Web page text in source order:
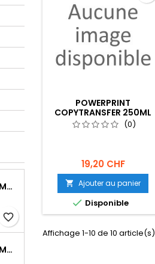
TOUPIE SWARO 3MM INDIAN RED
favorite_border
TOUPIE SWARO 3MM LIGHT PEACH
POWERPRINT
COPYTRANSFER 250ML
(0)
19,20 CHF
 Ajouter au panier
 Disponible
Affichage 1-10 de 10 article(s)